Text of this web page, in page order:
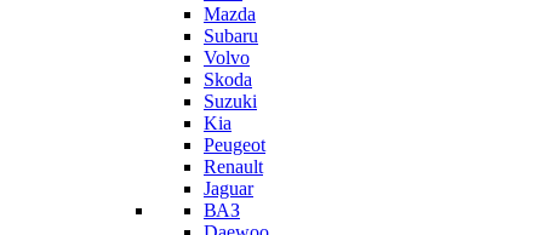
Mazda
Subaru
Volvo
Skoda
Suzuki
Kia
Peugeot
Renault
Jaguar
ВАЗ